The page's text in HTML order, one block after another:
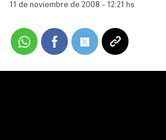
11 de noviembre de 2008 - 12:21 hs